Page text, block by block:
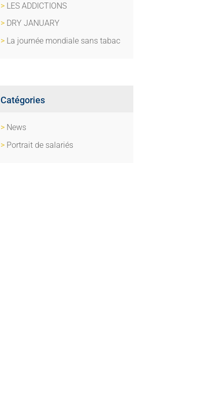
LES ADDICTIONS
DRY JANUARY
La journée mondiale sans tabac
Catégories
News
Portrait de salariés